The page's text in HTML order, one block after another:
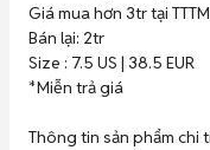
Giá mua hơn 3tr tại
Bán lại: 2tr
Size : 7.5 US | 38.5 EUR
*Miễn trả giá
Thông tin sản phẩm chi